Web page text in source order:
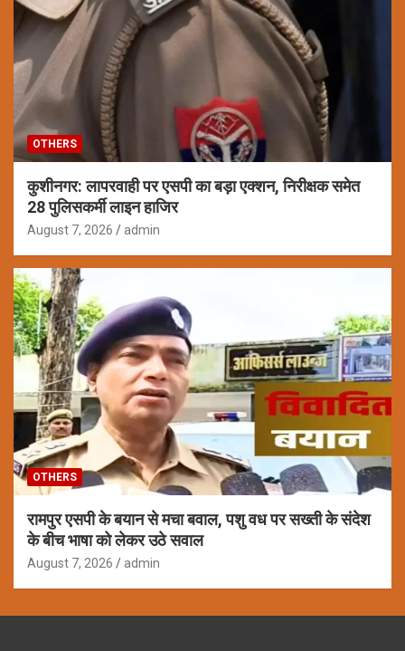
OTHERS
कुशीनगर: लापरवाही पर एसपी का बड़ा एक्शन, निरीक्षक समेत
28 पुलिसकर्मी लाइन हाजिर
August 7, 2026 admin
OTHERS
रामपुर एसपी के बयान से मचा बवाल, पशु वध पर सख्ती के संदेश
के बीच भाषा को लेकर उठे सवाल
August 7, 2026 admin